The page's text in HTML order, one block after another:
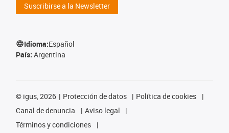
Suscribirse a la Newsletter
Idioma:Español
País: Argentina
© igus, 2026 Protección de datos
Política de cookies
Canal de denuncia
Aviso legal
Términos y condiciones